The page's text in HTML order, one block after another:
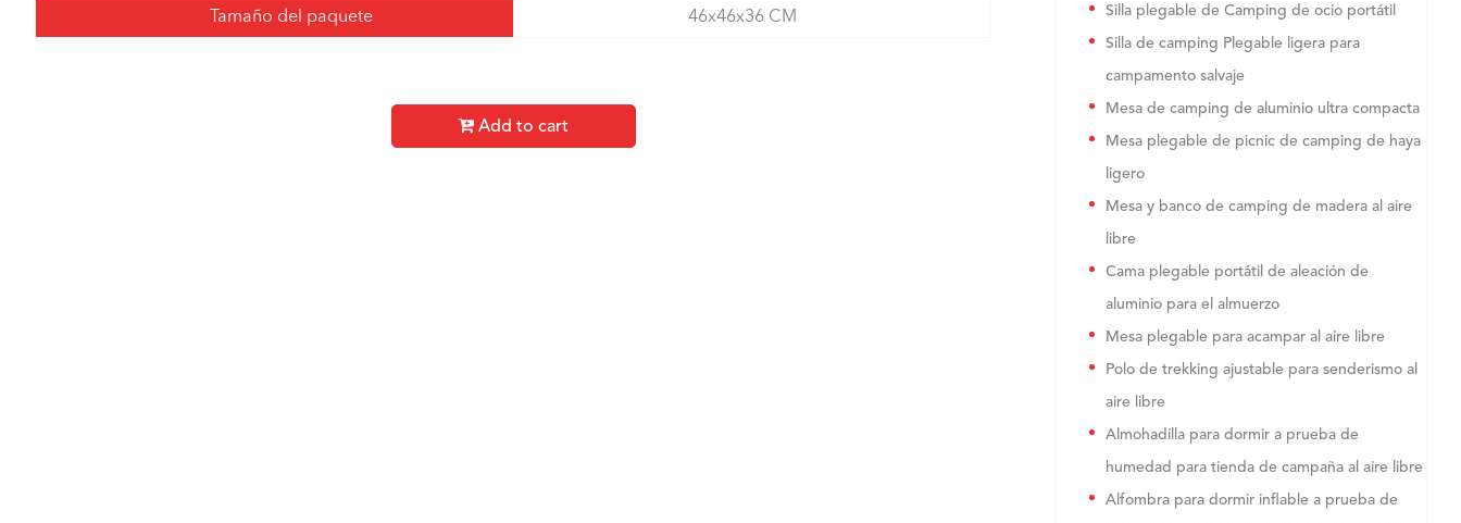
Tamaño del paquete 46x46x36 CM
Add to cart
Silla plegable de Camping de ocio portátil
Silla de camping Plegable ligera para
campamento salvaje
Mesa de camping de aluminio ultra compacta
Mesa plegable de picnic de camping de haya
ligero
Mesa y banco de camping de madera al aire
libre
Cama plegable portátil de aleación de
aluminio para el almuerzo
Mesa plegable para acampar al aire libre
Polo de trekking ajustable para senderismo al
aire libre
Almohadilla para dormir a prueba de
humedad para tienda de campaña al aire libre
Alfombra para dormir inflable a prueba de